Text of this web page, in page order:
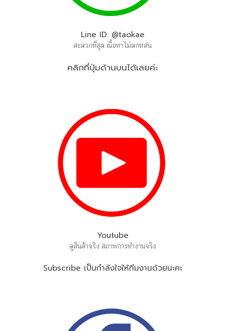
Line ID: @taokae
สะดวกที่สุด เนื้อหาไม่ตกหล่น
คลิกที่ปุ่มด้านบนได้เลยค่ะ
Youtube
ดูสินค้าจริง สภาพการทำงานจริง
Subscribe เป็นกำลังใจให้ทีมงานด้วยนะคะ